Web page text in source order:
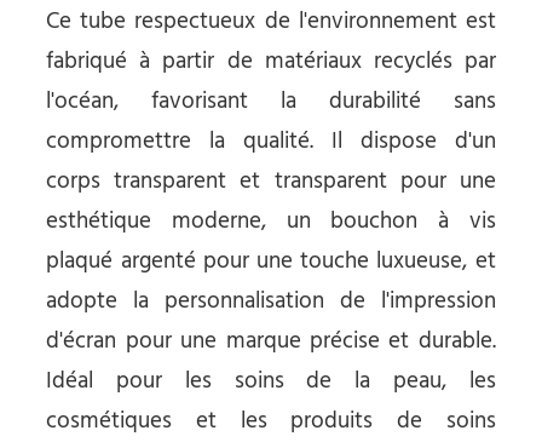
Ce tube respectueux de l'environnement est
fabriqué à partir de matériaux recyclés par
l'océan, favorisant la durabilité sans
compromettre la qualité. Il dispose d'un
corps transparent et transparent pour une
esthétique moderne, un bouchon à vis
plaqué argenté pour une touche luxueuse, et
adopte la personnalisation de l'impression
d'écran pour une marque précise et durable.
Idéal pour les soins de la peau, les
cosmétiques et les produits de soins